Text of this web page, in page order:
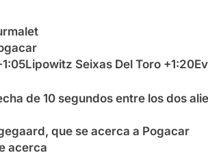
Seixas Del Toro
de 10 segundos entre los dos
que se acerca a Pogacar
acerca